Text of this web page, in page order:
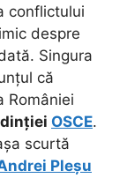
conflictului
despre
Singura
că
României
OSCE.
scurtă
Pleșu